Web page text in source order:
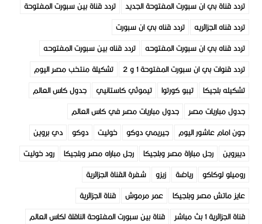
تردد قناة بي ان سبورت المفتوحة الجديد
تردد قناة بين سبورت المفتوحة
تردد قناه الجزائريه
تردد قناه بي ان سبورت
تردد قناه بي ان سبورت المفتوحه
تردد قناه بين سبورت المفتوحه
تردد قنوات بي ان سبورت المفتوحة 1 و 2
تشكيلة منتخب مصر اليوم
تشكيله بلجيكا
تيبو كورتوا تيموثي كاستانيي
جدول كاس العالم
جدول مباريات مصر
جدول مباريات مصر في كاس العالم
جون امام عاشور اليوم
جيريمي دوكو خوليت دوكو
دي بروين
ديبروين
رجل مباراة مصر وبلجيكا رجل مباراه مصر وبلجيكا
رود خوليت
روميلو لوكاكو
رياضة زيزو
شفرة القناة الجزائرية
عايز ماتش مصر وبلجيكا
عمر مرموش
قناة الجزائرية
قناة الجزائرية 1 بث مباشر
قناة بين سبورت المفتوحة الناقلة لكاس العالم